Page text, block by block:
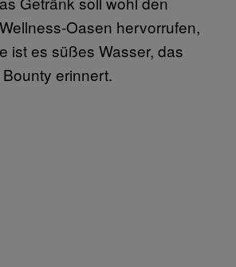
Oasen hervorrufen,
ist es süßes Wasser, das
erinnert.